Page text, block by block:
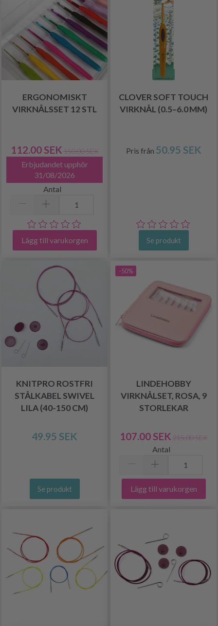
ERGONOMISKT
VIRKNÅLSSET 12 STL
112.00 SEK 150.00 SEK
Erbjudandet upphör
31/08/2026
Antal
Lägg till varukorgen
CLOVER SOFT TOUCH
VIRKNÅL (0.5–6.0 MM)
Pris från 50.95 SEK
Se produkt
KNITPRO ROSTFRI
STÅLKABEL SWIVEL
LILA (40-150 CM)
49.95 SEK
Se produkt
-50%
LINDEHOBBY
VIRKNÅLSET, ROSA, 9
STORLEKAR
107.00 SEK 215.00 SEK
Antal
Lägg till varukorgen